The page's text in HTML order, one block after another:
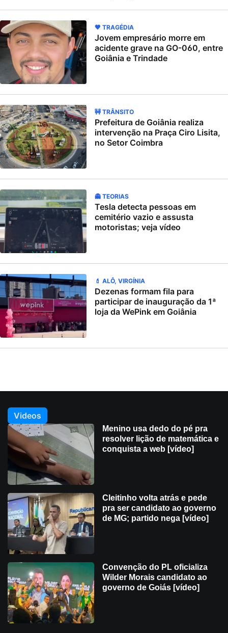
🖤 TRAGÉDIA
Jovem empresário morre em
acidente grave na GO-060, entre
Goiânia e Trindade
🚧 TRÂNSITO
Prefeitura de Goiânia realiza
intervenção na Praça Ciro Lisita,
no Setor Coimbra
👻 TEORIAS
Tesla detecta pessoas em
cemitério vazio e assusta
motoristas; veja vídeo
💄 ALÔ, VIRGÍNIA
Dezenas formam fila para
participar de inauguração da 1ª
loja da WePink em Goiânia
Videos
Menino usa dedo do pé pra
resolver lição de matemática e
conquista a web [vídeo]
Cleitinho volta atrás e pede
pra ser candidato ao governo
de MG; partido nega [vídeo]
Convenção do PL oficializa
Wilder Morais candidato ao
governo de Goiás [vídeo]